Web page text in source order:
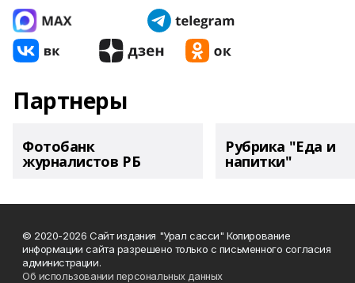
Партнеры
Фотобанк
журналистов РБ
Рубрика "Еда и
напитки"
© 2020-2026 Сайт издания "Урал сасси" Копирование
информации сайта разрешено только с письменного согласия
администрации.
Об использовании персональных данных